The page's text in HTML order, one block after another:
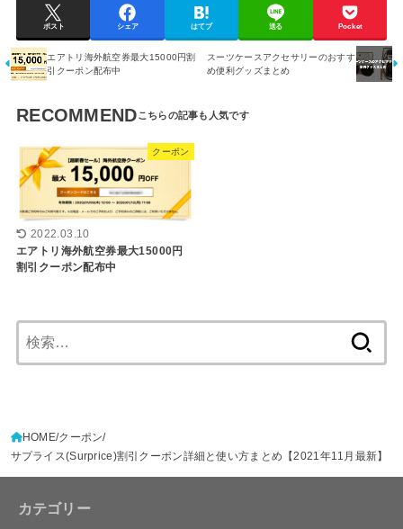
ポスト シェア はてブ 送る Pocket
エアトリ海外航空券最大15000円割
引クーポン配布中
スーツケースアクセサリーのおすす
め便利グッズまとめ
RECOMMEND
クーポン
2022.03.10
エアトリ海外航空券最大15000円
割引クーポン配布中
索:
HOME クーポン
サプライス(Surprice)割引クーポン詳細と使い方まとめ【2021年11月最新】
カテゴリー